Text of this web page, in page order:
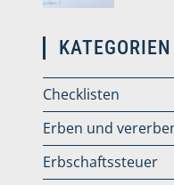
KATEGORIEN
Checklisten
Erben und
Erbschaftssteuer